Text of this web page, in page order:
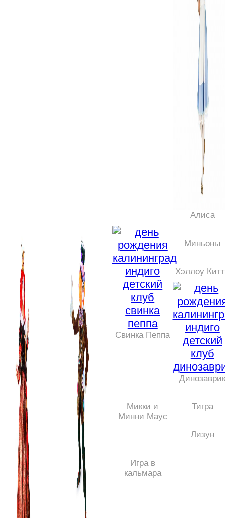
Алиса
Свинка Пеппа
Миньоны
Хэллоу
Микки и
Минни Маус
Тигра
Лизун
Игра в
кальмара